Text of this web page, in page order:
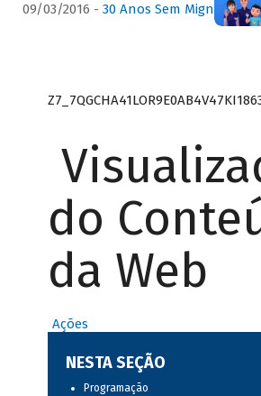
09/03/2016 - 30 Anos Sem Mignone
do
da Web
Ações
NESTA SEÇÃO
Programação